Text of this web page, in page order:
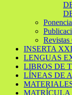
Revistas
INSERTA XXI
LENGUAS
LIBROS DE
LÍNEAS DE
MATRÍCULA